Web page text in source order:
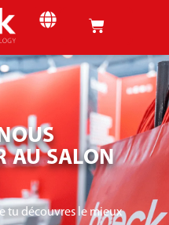
AU SALON
tu découvres le mieux